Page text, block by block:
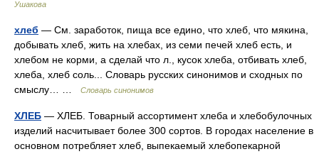
Ушакова
хлеб — См. заработок, пища все едино, что хлеб, что мякина,
добывать хлеб, жить на хлебах, из семи печей хлеб есть, и
хлебом не корми, а сделай что л., кусок хлеба, отбивать хлеб,
хлеба, хлеб соль... Словарь русских синонимов и сходных по
смыслу… …
Словарь синонимов
ХЛЕБ — ХЛЕБ. Товарный ассортимент хлеба и хлебобулочных
изделий насчитывает более 300 сортов. В городах население в
основном потребляет хлеб, выпекаемый хлебопекарной